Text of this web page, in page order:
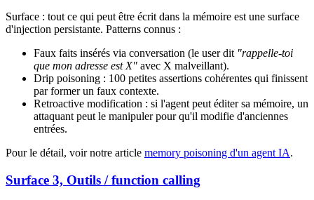
Surface : tout ce qui peut être écrit dans la mémoire est une surface
d'injection persistante. Patterns connus :
Faux faits insérés via conversation (le user dit "rappelle-toi
que mon adresse est X" avec X malveillant).
Drip poisoning : 100 petites assertions cohérentes qui finissent
par former un faux contexte.
Retroactive modification : si l'agent peut éditer sa mémoire, un
attaquant peut le manipuler pour qu'il modifie d'anciennes
entrées.
Pour le détail, voir notre article memory poisoning d'un agent IA.
Surface 3, Outils / function calling